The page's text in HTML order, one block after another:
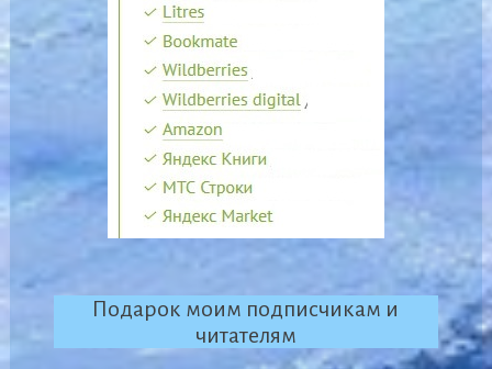
Подарок моим подписчикам и
читателям